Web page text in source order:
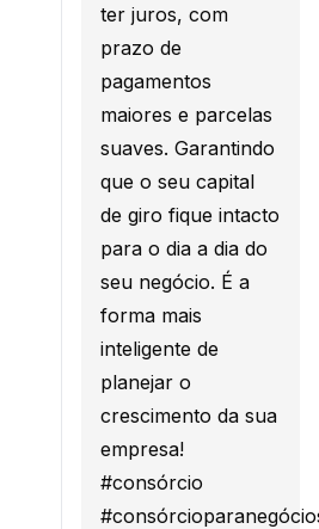
ter juros, com
prazo de
pagamentos
maiores e parcelas
suaves. Garantindo
que o seu capital
de giro fique intacto
para o dia a dia do
seu negócio. É a
forma mais
inteligente de
planejar o
crescimento da sua
empresa!
#consórcio